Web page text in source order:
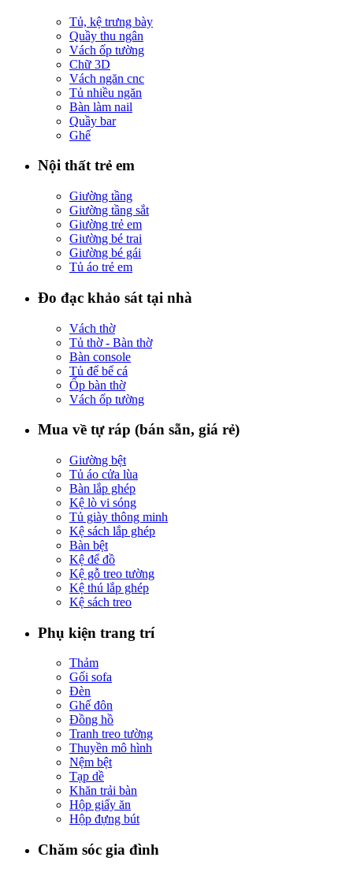
Tủ, kệ trưng bày
Quầy thu ngân
Vách ốp tường
Chữ 3D
Vách ngăn cnc
Tủ nhiều ngăn
Bàn làm nail
Quầy bar
Ghế
Nội thất trẻ em
Giường tầng
Giường tầng sắt
Giường trẻ em
Giường bé trai
Giường bé gái
Tủ áo trẻ em
Đo đạc khảo sát tại nhà
Vách thờ
Tủ thờ - Bàn thờ
Bàn console
Tủ để bể cá
Ốp bàn thờ
Vách ốp tường
Mua về tự ráp (bán sẵn, giá rẻ)
Giường bệt
Tủ áo cửa lùa
Bàn lắp ghép
Kệ lò vi sóng
Tủ giày thông minh
Kệ sách lắp ghép
Bàn bệt
Kệ để đồ
Kệ gỗ treo tường
Kệ thú lắp ghép
Kệ sách treo
Phụ kiện trang trí
Thảm
Gối sofa
Đèn
Ghế đôn
Đồng hồ
Tranh treo tường
Thuyền mô hình
Nệm bệt
Tạp dề
Khăn trải bàn
Hộp giấy ăn
Hộp đựng bút
Chăm sóc gia đình